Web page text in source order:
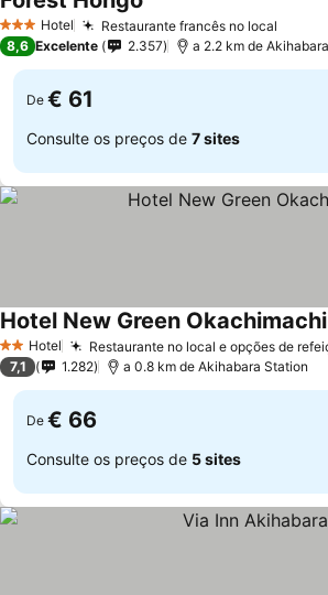
3 EstrelasHotel Restaurante francês no local
8,6 Excelente 2.357 a 2.2 km de
De € 61
Consulte os preços de 7 sites
2 Estrelas
Hotel Restaurante no local e opções de
Hotel New Green Okachimachi
7,1 1.282 a 0.8 km de Akihabara Station
De € 66
Consulte os preços de 5 sites